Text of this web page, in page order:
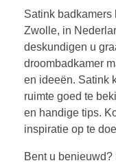
Satink badkamers
Zwolle, in
deskundigen u
droombadkamer
en ideeën. Satink
ruimte goed te
en handige tips.
inspiratie op te
Bent u